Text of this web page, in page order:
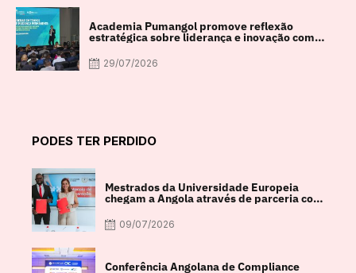
Academia Pumangol promove reflexão
estratégica sobre liderança e inovação com
29/07/2026
PODES TER PERDIDO
Mestrados da Universidade Europeia
chegam a Angola através de parceria com
09/07/2026
Conferência Angolana de Compliance